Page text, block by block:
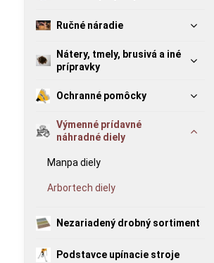
Ručné náradie
Nátery, tmely, brusivá a iné
prípravky
Ochranné pomôcky
Výmenné prídavné
náhradné diely
Manpa diely
Arbortech diely
Nezariadený drobný sortiment
Podstavce upínacie stroje